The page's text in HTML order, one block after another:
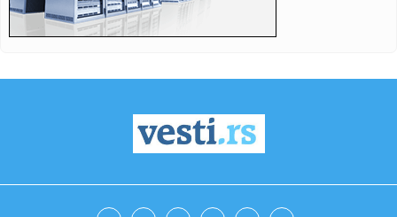
20:08:Šta je zdrav doručak prema doktorima sa Harvarda?
Grobari su tu, ali... VIDEO
Kostić predstavljen u Ajndhovenu: Kada je stigao poziv,